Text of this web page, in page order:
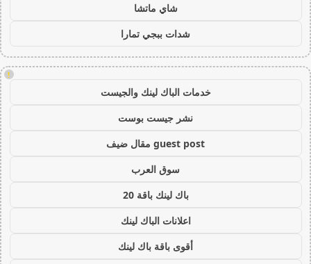
شاي ماتشا
شدات ببجي تمارا
!
خدمات الباك لينك والجيست
نشر جيست بوست
guest post مقال ضيف
سوق العرب
باك لينك باقة 20
اعلانات الباك لينك
أقوى باقة باك لينك